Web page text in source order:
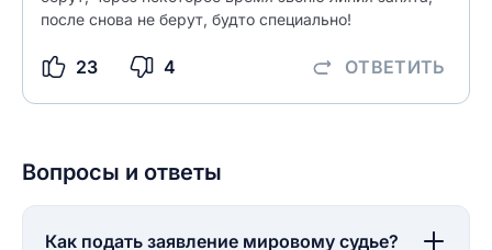
после снова не берут, будто специально!
23 4 ОТВЕТИТЬ
Вопросы и ответы
Как подать заявление мировому судье?